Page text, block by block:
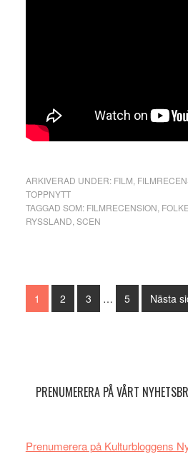
ARKIVERAD UNDER: FILM
TOPPNYTT
TAGGAD SOM: FILMRECENSION
RYSSLAND SCEN
Sida
1 Sida
2 Sida
3
Interimistiska
… Sida
5
Go
to
Nästa
PRENUMERERA PÅ VÅRT
Prenumerera på Kulturbloggens